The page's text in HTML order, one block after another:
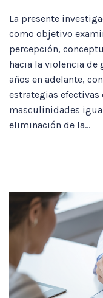
La presente
como objetivo
percepción,
hacia la violencia de
años en adelante,
estrategias
masculinidades
eliminación de la...